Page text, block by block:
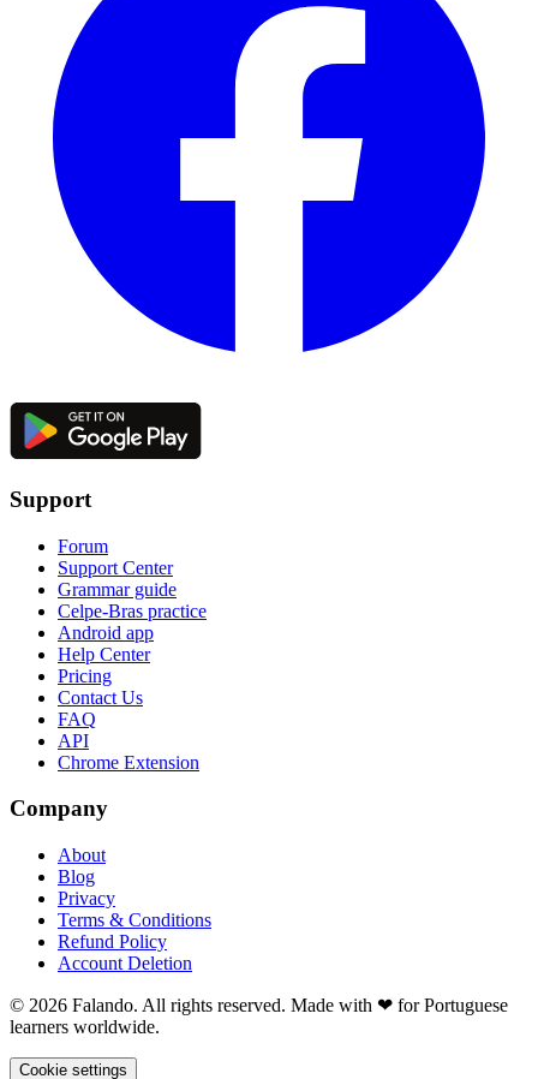
Support
Forum
Support Center
Grammar guide
Celpe-Bras practice
Android app
Help Center
Pricing
Contact Us
FAQ
API
Chrome Extension
Company
About
Blog
Privacy
Terms & Conditions
Refund Policy
Account Deletion
© 2026 Falando. All rights reserved. Made with ❤ for Portuguese
learners worldwide.
Cookie settings